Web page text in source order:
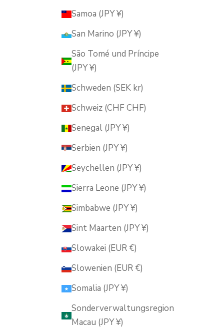
Samoa (JPY ¥)
San Marino (JPY ¥)
São Tomé und Príncipe
(JPY ¥)
Schweden (SEK kr)
Schweiz (CHF CHF)
Senegal (JPY ¥)
Serbien (JPY ¥)
Seychellen (JPY ¥)
Sierra Leone (JPY ¥)
Simbabwe (JPY ¥)
Sint Maarten (JPY ¥)
Slowakei (EUR €)
Slowenien (EUR €)
Somalia (JPY ¥)
Sonderverwaltungsregion
Macau (JPY ¥)